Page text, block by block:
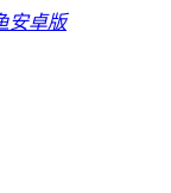
安卓版